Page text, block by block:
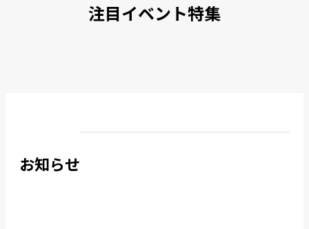
注目イベント特集
お知らせ